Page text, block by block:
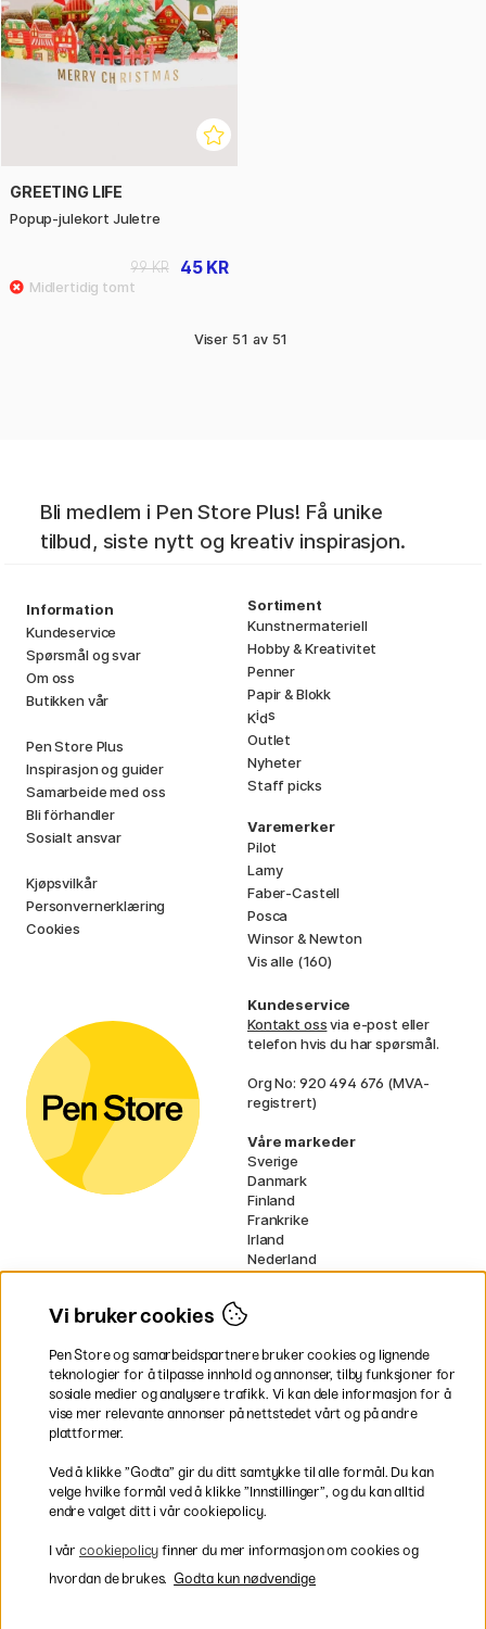
GREETING LIFE
Popup-julekort Juletre
45 KR
99 KR
Viser 51 av 51
Bli medlem i Pen Store Plus! Få unike
tilbud, siste nytt og kreativ inspirasjon.
Information
Kundeservice
Spørsmål og svar
Om oss
Butikken vår
Pen Store Plus
Inspirasjon og guider
Samarbeide med oss
Bli förhandler
Sosialt ansvar
Kjøpsvilkår
Personvernerklæring
Cookies
Sortiment
Kunstnermateriell
Hobby & Kreativitet
Penner
Papir & Blokk
Kids
Outlet
Nyheter
Staff picks
Varemerker
Pilot
Lamy
Faber-Castell
Posca
Winsor & Newton
Vis alle (160)
Kundeservice
Kontakt ossvia e-post eller
telefon hvis du har spørsmål.
Org No: 920 494 676 (MVA-
registrert)
Våre markeder
Sverige
Danmark
Finland
Frankrike
Irland
Nederland
Tyskland
* Spesifikkefraktvilkårgjelder for
voluminøse varer.
Rask og smidig levering
Vi bruker cookies
Pen Store og samarbeidspartnere bruker cookies og lignende
teknologier for å tilpasse innhold og annonser, tilby funksjoner for
sosiale medier og analysere trafikk. Vi kan dele informasjon for å
vise mer relevante annonser på nettstedet vårt og på andre
plattformer.
Ved å klikke ”Godta” gir du ditt samtykke til alle formål. Du kan
velge hvilke formål ved å klikke ”Innstillinger”, og du kan alltid
endre valget ditt i vår cookiepolicy.
I vår cookiepolicy finner du mer informasjon om cookies og
hvordan de brukes. Godta kun nødvendige